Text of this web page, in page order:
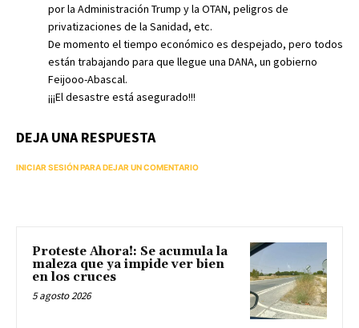
por la Administración Trump y la OTAN, peligros de
privatizaciones de la Sanidad, etc.
De momento el tiempo económico es despejado, pero todos
están trabajando para que llegue una DANA, un gobierno
Feijooo-Abascal.
¡¡¡El desastre está asegurado!!!
DEJA UNA RESPUESTA
INICIAR SESIÓN PARA DEJAR UN COMENTARIO
Proteste Ahora!: Se acumula la
maleza que ya impide ver bien
en los cruces
5 agosto 2026